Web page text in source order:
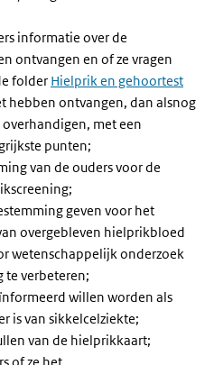
informatie over de
ontvangen en of ze vragen
folder Hielprik en gehoortest
link)
hebben ontvangen, dan alsnog
met een
punten;
van de ouders voor de
geven voor het
overgebleven hielprikbloed
wetenschappelijk onderzoek
te verbeteren;
willen worden als
is van sikkelcelziekte;
van de hielprikkaart;